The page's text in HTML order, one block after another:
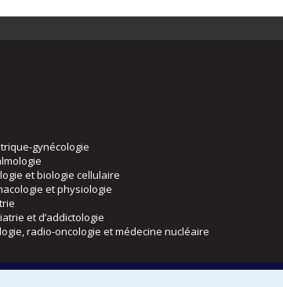
gynécologie
et biologie cellulaire
et physiologie
et d’addictologie
radio-oncologie et médecine nucléaire